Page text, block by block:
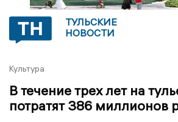
ТУЛЬСКИЕ
НОВОСТИ
Культура
В течение трех лет на
потратят 386 миллионов